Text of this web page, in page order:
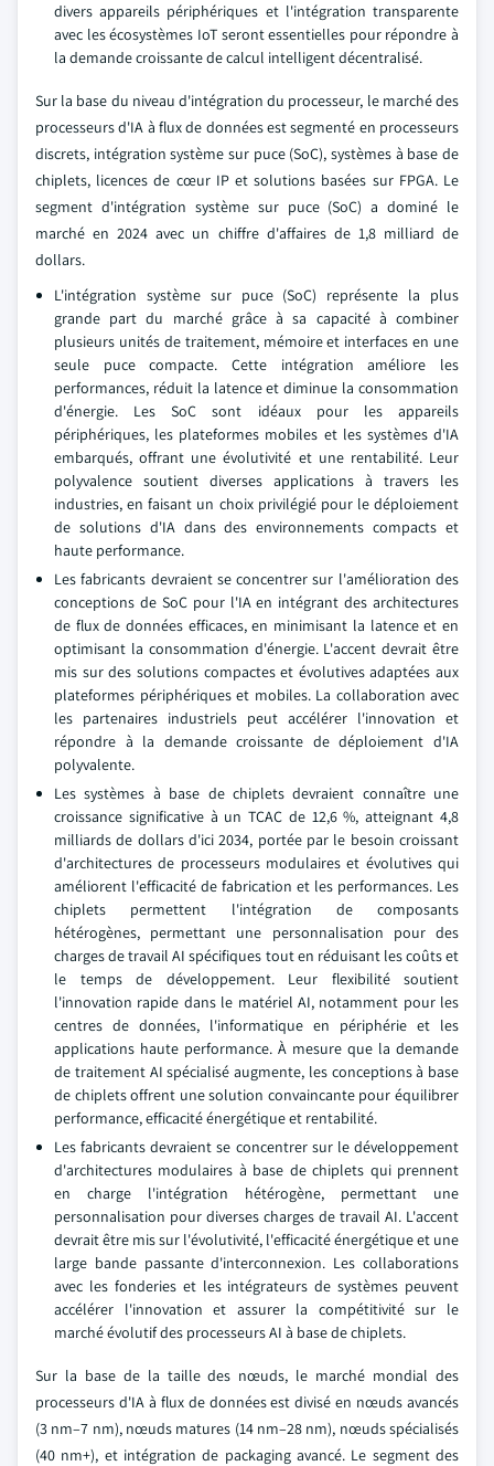
divers appareils périphériques et l'intégration transparente
avec les écosystèmes IoT seront essentielles pour répondre à
la demande croissante de calcul intelligent décentralisé.
Sur la base du niveau d'intégration du processeur, le marché des
processeurs d'IA à flux de données est segmenté en processeurs
discrets, intégration système sur puce (SoC), systèmes à base de
chiplets, licences de cœur IP et solutions basées sur FPGA. Le
segment d'intégration système sur puce (SoC) a dominé le
marché en 2024 avec un chiffre d'affaires de 1,8 milliard de
dollars.
L'intégration système sur puce (SoC) représente la plus
grande part du marché grâce à sa capacité à combiner
plusieurs unités de traitement, mémoire et interfaces en une
seule puce compacte. Cette intégration améliore les
performances, réduit la latence et diminue la consommation
d'énergie. Les SoC sont idéaux pour les appareils
périphériques, les plateformes mobiles et les systèmes d'IA
embarqués, offrant une évolutivité et une rentabilité. Leur
polyvalence soutient diverses applications à travers les
industries, en faisant un choix privilégié pour le déploiement
de solutions d'IA dans des environnements compacts et
haute performance.
Les fabricants devraient se concentrer sur l'amélioration des
conceptions de SoC pour l'IA en intégrant des architectures
de flux de données efficaces, en minimisant la latence et en
optimisant la consommation d'énergie. L'accent devrait être
mis sur des solutions compactes et évolutives adaptées aux
plateformes périphériques et mobiles. La collaboration avec
les partenaires industriels peut accélérer l'innovation et
répondre à la demande croissante de déploiement d'IA
polyvalente.
Les systèmes à base de chiplets devraient connaître une
croissance significative à un TCAC de 12,6 %, atteignant 4,8
milliards de dollars d'ici 2034, portée par le besoin croissant
d'architectures de processeurs modulaires et évolutives qui
améliorent l'efficacité de fabrication et les performances. Les
chiplets permettent l'intégration de composants
hétérogènes, permettant une personnalisation pour des
charges de travail AI spécifiques tout en réduisant les coûts et
le temps de développement. Leur flexibilité soutient
l'innovation rapide dans le matériel AI, notamment pour les
centres de données, l'informatique en périphérie et les
applications haute performance. À mesure que la demande
de traitement AI spécialisé augmente, les conceptions à base
de chiplets offrent une solution convaincante pour équilibrer
performance, efficacité énergétique et rentabilité.
Les fabricants devraient se concentrer sur le développement
d'architectures modulaires à base de chiplets qui prennent
en charge l'intégration hétérogène, permettant une
personnalisation pour diverses charges de travail AI. L'accent
devrait être mis sur l'évolutivité, l'efficacité énergétique et une
large bande passante d'interconnexion. Les collaborations
avec les fonderies et les intégrateurs de systèmes peuvent
accélérer l'innovation et assurer la compétitivité sur le
marché évolutif des processeurs AI à base de chiplets.
Sur la base de la taille des nœuds, le marché mondial des
processeurs d'IA à flux de données est divisé en nœuds avancés
(3 nm–7 nm), nœuds matures (14 nm–28 nm), nœuds spécialisés
(40 nm+), et intégration de packaging avancé. Le segment des